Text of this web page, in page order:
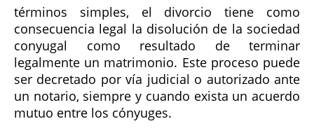
términos simples, el divorcio tiene como
consecuencia legal la disolución de la sociedad
conyugal como resultado de terminar
legalmente un matrimonio. Este proceso puede
ser decretado por vía judicial o autorizado ante
un notario, siempre y cuando exista un acuerdo
mutuo entre los cónyuges.